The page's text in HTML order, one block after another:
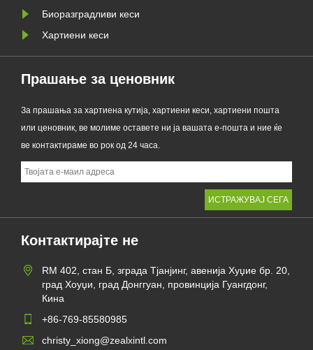
Биоразградливи кеси
Хартиени кеси
Прашање за ценовник
За прашања за хартиена кутија, хартиени кеси, хартиени пошта
или ценовник, ве молиме оставете ни ја вашата е-пошта и ние ќе
ве контактираме во рок од 24 часа.
Контактирајте не
RM 402, стан Б, зграда Тјанјинг, авенија Хуџие бр. 20,
град Хоуџи, град Донггуан, провинција Гуангдонг,
Кина
+86-769-85580985
christy_xiong@zealxintl.com